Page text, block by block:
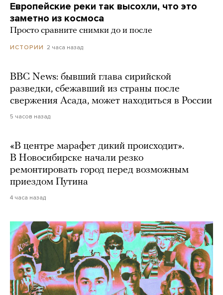
Европейские реки так высохли, что это
заметно из космоса
Просто сравните снимки до и после
ИСТОРИИ 2 часа назад
BBC News: бывший глава сирийской
разведки, сбежавший из страны после
свержения Асада, может находиться в России
5 часов назад
«В центре марафет дикий происходит».
В Новосибирске начали резко
ремонтировать город перед возможным
приездом Путина
4 часа назад